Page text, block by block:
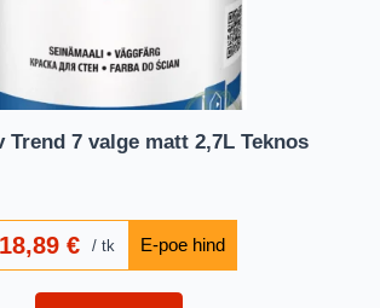
Trend 7 valge matt 2,7L Teknos
18,89 € tk